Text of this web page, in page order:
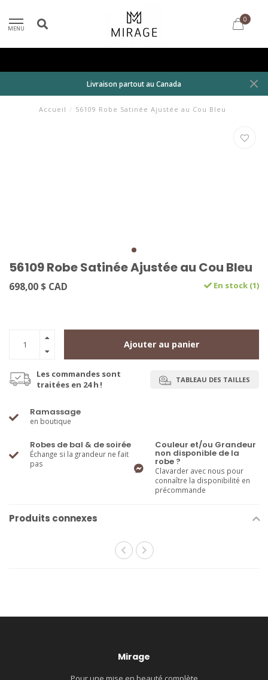
MENU
0
Livraison partout au Canada
Accueil / 56109 Robe Satinée Ajustée au Cou Bleu
56109 Robe Satinée Ajustée au Cou Bleu
698,00 $ CAD En stock (1)
Ajouter au panier
Les commandes sont
traitées en 24 h !
TABLEAU DES TAILLES
Ramassage
en boutique
Robes de bal & de soirée
Échange si la grandeur ne fait
pas
Couleur et/ou Grandeur
non disponible de la
robe ?
Clavarder avec nous pour
connaître la disponibilité en
précommande
Produits connexes
Mirage